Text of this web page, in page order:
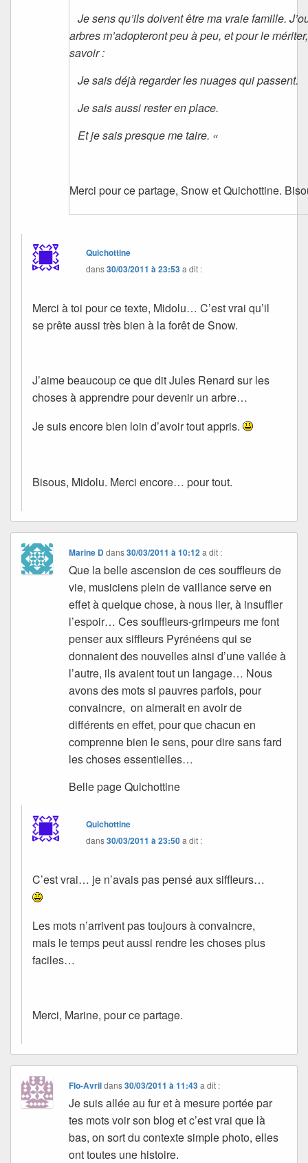
Je sens qu’ils doivent être ma vraie famille.
arbres m’adopteront peu à peu, et pour le mériter,
savoir :
Je sais déjà regarder les nuages qui passent.
Je sais aussi rester en place.
Et je sais presque me taire. «
Merci pour ce partage, Snow et Quichottine.
Quichottine
dans30/03/2011 à 23:53a dit :
Merci à toi pour ce texte, Midolu… C’est vrai qu’il
se prête aussi très bien à la forêt de Snow.
J’aime beaucoup ce que dit Jules Renard sur les
choses à apprendre pour devenir un arbre…
Je suis encore bien loin d’avoir tout appris.
Bisous, Midolu. Merci encore… pour tout.
Marine Ddans30/03/2011 à 10:12 a dit :
Que la belle ascension de ces souffleurs de
vie, musiciens plein de vaillance serve en
effet à quelque chose, à nous lier, à insuffler
l’espoir… Ces souffleurs-grimpeurs me font
penser aux siffleurs Pyrénéens qui se
donnaient des nouvelles ainsi d’une vallée à
l’autre, ils avaient tout un langage… Nous
avons des mots si pauvres parfois, pour
convaincre, on aimerait en avoir de
différents en effet, pour que chacun en
comprenne bien le sens, pour dire sans fard
les choses essentielles…
Belle page Quichottine
Quichottine
dans30/03/2011 à 23:50a dit :
C’est vrai… je n’avais pas pensé aux siffleurs…
Les mots n’arrivent pas toujours à convaincre,
mais le temps peut aussi rendre les choses plus
faciles…
Merci, Marine, pour ce partage.
Flo-Avrildans30/03/2011 à 11:43 a dit :
Je suis allée au fur et à mesure portée par
tes mots voir son blog et c’est vrai que là
bas, on sort du contexte simple photo, elles
ont toutes une histoire.